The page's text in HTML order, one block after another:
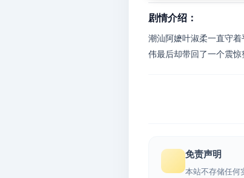
剧情介绍：
潮汕阿嬷叶淑柔一直守
伟最后却带回了一个震
免责声明
本站不存储任何